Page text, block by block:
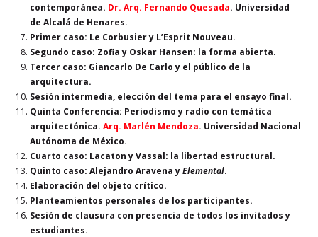
contemporánea. Dr. Arq. Fernando Quesada. Universidad
de Alcalá de Henares.
Primer caso: Le Corbusier y L’Esprit Nouveau.
Segundo caso: Zofia y Oskar Hansen: la forma abierta.
Tercer caso: Giancarlo De Carlo y el público de la
arquitectura.
Sesión intermedia, elección del tema para el ensayo final.
Quinta Conferencia: Periodismo y radio con temática
arquitectónica.Arq. Marlén Mendoza. Universidad Nacional
Autónoma de México.
Cuarto caso: Lacaton y Vassal: la libertad estructural.
Quinto caso: Alejandro Aravena yElemental.
Elaboración del objeto crítico.
Planteamientos personales de los participantes.
Sesión de clausura con presencia de todos los invitados y
estudiantes.